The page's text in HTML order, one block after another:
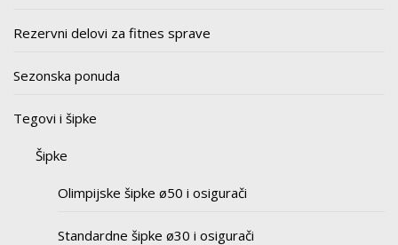
Rezervni delovi za fitnes sprave
Sezonska ponuda
Tegovi i šipke
Šipke
Olimpijske šipke ø50 i osigurači
Standardne šipke ø30 i osigurači